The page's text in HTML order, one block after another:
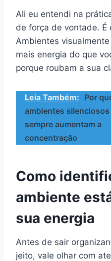
Ali eu entendi na
de força de vontade. É
Ambientes
mais energia do que
porque roubam a sua
Leia Também: Por
ambientes silenciosos
sempre aumentam a
concentração
Como
ambiente
sua energia
Antes de sair
jeito, vale olhar com